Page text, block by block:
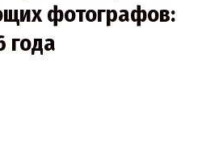
фотографов:
года